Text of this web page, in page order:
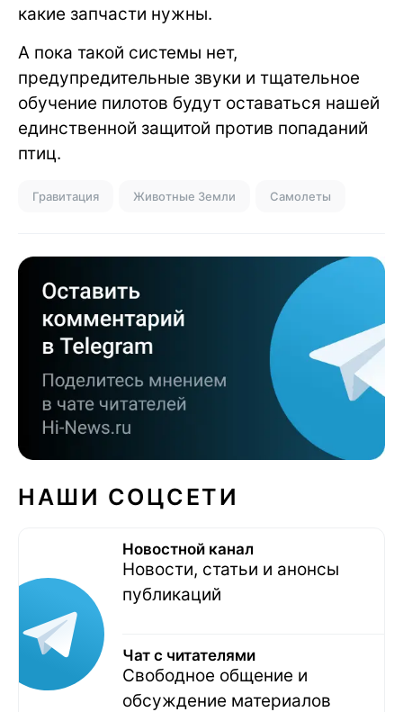
какие запчасти нужны.
А пока такой системы нет,
предупредительные звуки и тщательное
обучение пилотов будут оставаться нашей
единственной защитой против попаданий
птиц.
Гравитация Животные Земли Самолеты
НАШИ СОЦСЕТИ
Новостной канал
Новости, статьи и анонсы
публикаций
Чат с читателями
Свободное общение и
обсуждение материалов